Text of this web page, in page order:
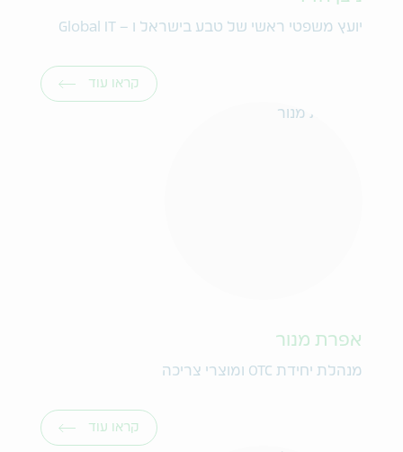
יועץ משפטי ראשי של טבע בישראל ו – Global IT
קראו עוד
אפרת מנור
מנהלת יחידת OTC ומוצרי צריכה
קראו עוד